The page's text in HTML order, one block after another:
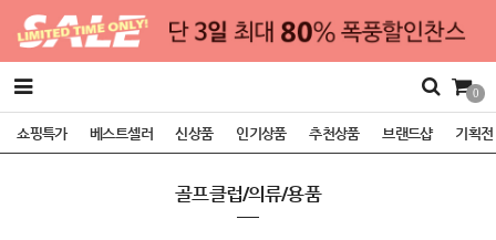
0
쇼핑특가 베스트셀러 신상품 인기상품 추천상품 브랜드샵 기획전
골프클럽/의류/용품